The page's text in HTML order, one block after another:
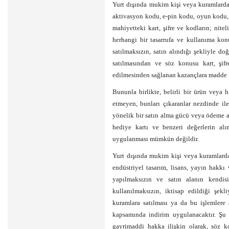
Yurt dışında mukim kişi veya
aktivasyon kodu, e-pin kodu, oyun
mahiyetteki kart, şifre ve kodların;
herhangi bir tasarrufa ve kullanıma
satılmaksızın, satın alındığı şekliyle
satılmasından ve söz konusu kart,
edilmesinden sağlanan kazançlara
Bununla birlikte, belirli bir ürün veya
etmeyen, bunları çıkaranlar nezdinde
yönelik bir satın alma gücü veya ödeme
hediye kartı ve benzeri değerlerin
uygulanması mümkün değildir.
Yurt dışında mukim kişi veya
endüstriyel tasarım, lisans, yayın
yapılmaksızın ve satın alanın
kullanılmaksızın, iktisap edildiği
kuramlara satılması ya da bu
kapsamında indirim uygulanacaktır.
gayrimaddi hakka ilişkin olarak, söz